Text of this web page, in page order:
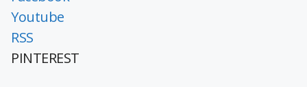
Youtube
RSS
PINTEREST